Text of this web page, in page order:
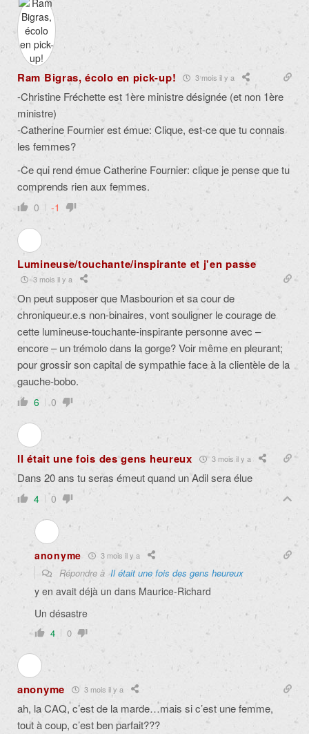
Ram Bigras, écolo en pick-up! 3 mois il y a
-Christine Fréchette est 1ère ministre désignée (et non 1ère
ministre)
-Catherine Fournier est émue: Clique, est-ce que tu connais
les femmes?
-Ce qui rend émue Catherine Fournier: clique je pense que tu
comprends rien aux femmes.
0 -1
Lumineuse/touchante/inspirante et j'en passe
3 mois il y a
On peut supposer que Masbourion et sa cour de
chroniqueur.e.s non-binaires, vont souligner le courage de
cette lumineuse-touchante-inspirante personne avec –
encore – un trémolo dans la gorge? Voir même en pleurant;
pour grossir son capital de sympathie face à la clientèle de la
gauche-bobo.
6 0
Il était une fois des gens heureux 3 mois il y a
Dans 20 ans tu seras émeut quand un Adil sera élue
4 0
anonyme 3 mois il y a
Répondre àIl était une fois des gens heureux
y en avait déjà un dans Maurice-Richard
Un désastre
4 0
anonyme 3 mois il y a
ah, la CAQ, c’est de la marde…mais si c’est une femme,
tout à coup, c’est ben parfait???